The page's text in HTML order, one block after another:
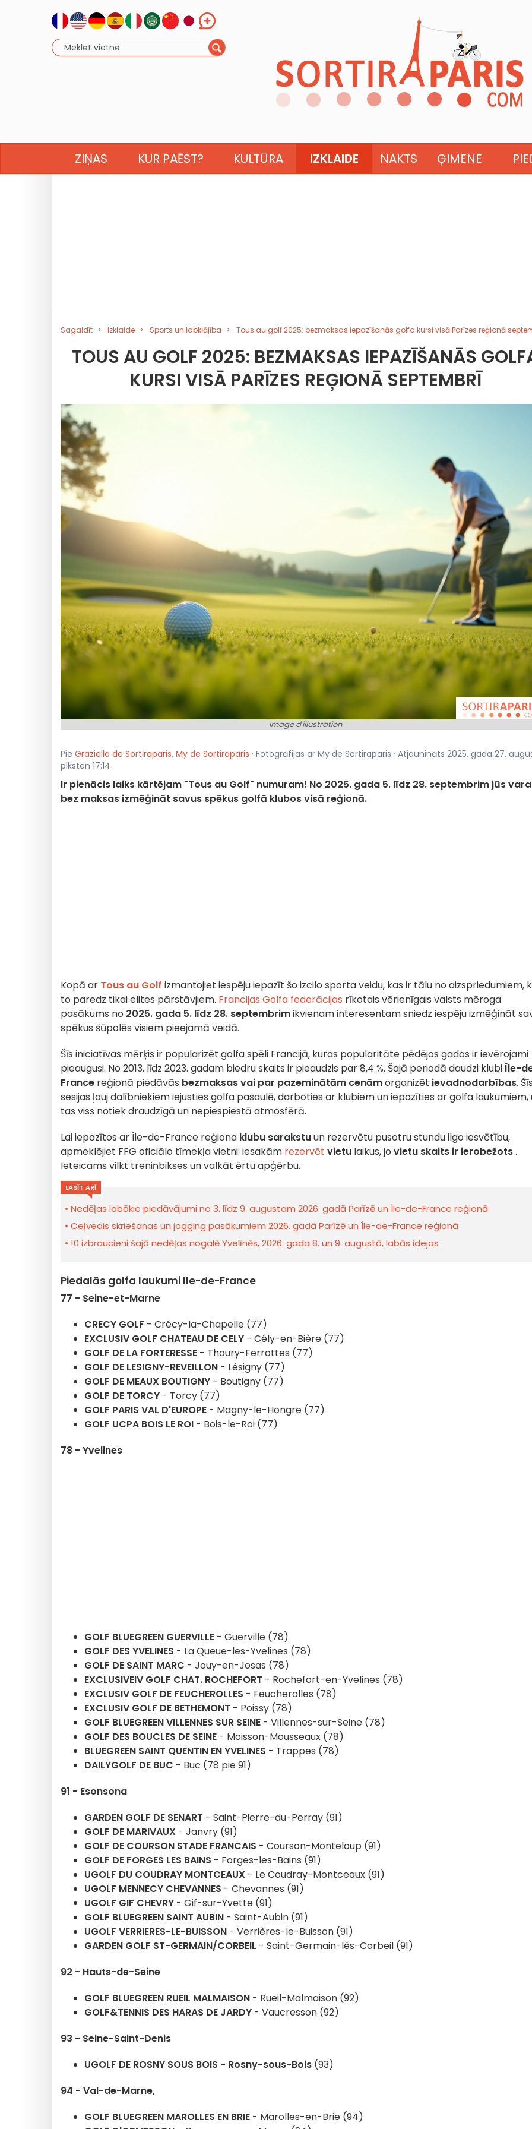
ZIŅAS KUR PAĒST? KULTŪRA IZKLAIDE NAKTS ĢIMENE
Sagaidīt Izklaide Sports un labklājība Tous au golf 2025: bezmaksas iepazīšanās golfa kursi visā Parīzes reģionā
TOUS AU GOLF 2025: BEZMAKSAS IEPAZĪŠANĀS
KURSI VISĀ PARĪZES REĢIONĀ SEPTEMBRĪ
Image d'illustration
Pie Graziella de Sortiraparis, My de Sortiraparis · Fotogrāfijas ar My de Sortiraparis · Atjaunināts 2025. gada 27.
plksten 17:14
Ir pienācis laiks kārtējam "Tous au Golf" numuram! No 2025. gada 5. līdz 28. septembrim jūs
bez maksas izmēģināt savus spēkus golfā klubos visā reģionā.
Kopā ar Tous au Golf izmantojiet iespēju iepazīt šo izcilo sporta veidu, kas ir tālu no aizspriedumiem,
to paredz tikai elites pārstāvjiem. Francijas Golfa federācijas rīkotais vērienīgais valsts mēroga
pasākums no 2025. gada 5. līdz 28. septembrimikvienam interesentam sniedz iespēju izmēģināt
spēkus šūpolēs visiem pieejamā veidā.
Šīs iniciatīvas mērķis ir popularizēt golfa spēli Francijā, kuras popularitāte pēdējos gados ir ievērojami
pieaugusi. No 2013. līdz 2023. gadam biedru skaits ir pieaudzis par 8,4 %. Šajā periodā daudzi klubiÎle-
France reģionā piedāvās bezmaksas vai par pazeminātām cenāmorganizēt ievadnodarbības. Šīs
sesijas ļauj dalībniekiem iejusties golfa pasaulē, darboties ar klubiem un iepazīties ar golfa laukumiem,
tas viss notiek draudzīgā un nepiespiestā atmosfērā.
Lai iepazītos ar Île-de-France reģiona klubu sarakstuun rezervētu pusotru stundu ilgo iesvētību,
apmeklējiet FFG oficiālo tīmekļa vietni: iesakām rezervēt vietu laikus, jo vietu skaits ir ierobežots.
Ieteicams vilkt treniņbikses un valkāt ērtu apģērbu.
LASĪT ARĪ
Nedēļas labākie piedāvājumi no 3. līdz 9. augustam 2026. gadā Parīzē un Île-de-France reģionā
Ceļvedis skriešanas un jogging pasākumiem 2026. gadā Parīzē un Île-de-France reģionā
10 izbraucieni šajā nedēļas nogalē Yvelīnēs, 2026. gada 8. un 9. augustā, labās idejas
Piedalās golfa laukumi Ile-de-France
77 - Seine-et-Marne
CRECY GOLF - Crécy-la-Chapelle (77)
EXCLUSIV GOLF CHATEAU DE CELY - Cély-en-Bière (77)
GOLF DE LA FORTERESSE - Thoury-Ferrottes (77)
GOLF DE LESIGNY-REVEILLON - Lésigny (77)
GOLF DE MEAUX BOUTIGNY - Boutigny (77)
GOLF DE TORCY - Torcy (77)
GOLF PARIS VAL D'EUROPE - Magny-le-Hongre (77)
GOLF UCPA BOIS LE ROI - Bois-le-Roi (77)
78 - Yvelines
GOLF BLUEGREEN GUERVILLE - Guerville (78)
GOLF DES YVELINES - La Queue-les-Yvelines (78)
GOLF DE SAINT MARC - Jouy-en-Josas (78)
EXCLUSIVEIV GOLF CHAT. ROCHEFORT - Rochefort-en-Yvelines (78)
EXCLUSIV GOLF DE FEUCHEROLLES - Feucherolles (78)
EXCLUSIV GOLF DE BETHEMONT - Poissy (78)
GOLF BLUEGREEN VILLENNES SUR SEINE - Villennes-sur-Seine (78)
GOLF DES BOUCLES DE SEINE - Moisson-Mousseaux (78)
BLUEGREEN SAINT QUENTIN EN YVELINES - Trappes (78)
DAILYGOLF DE BUC - Buc (78 pie 91)
91 - Esonsona
GARDEN GOLF DE SENART - Saint-Pierre-du-Perray (91)
GOLF DE MARIVAUX - Janvry (91)
GOLF DE COURSON STADE FRANCAIS - Courson-Monteloup (91)
GOLF DE FORGES LES BAINS - Forges-les-Bains (91)
UGOLF DU COUDRAY MONTCEAUX - Le Coudray-Montceaux (91)
UGOLF MENNECY CHEVANNES - Chevannes (91)
UGOLF GIF CHEVRY - Gif-sur-Yvette (91)
GOLF BLUEGREEN SAINT AUBIN - Saint-Aubin (91)
UGOLF VERRIERES-LE-BUISSON - Verrières-le-Buisson (91)
GARDEN GOLF ST-GERMAIN/CORBEIL - Saint-Germain-lès-Corbeil (91)
92 - Hauts-de-Seine
GOLF BLUEGREEN RUEIL MALMAISON - Rueil-Malmaison (92)
GOLF&TENNIS DES HARAS DE JARDY - Vaucresson (92)
93 - Seine-Saint-Denis
UGOLF DE ROSNY SOUS BOIS - Rosny-sous-Bois (93)
94 - Val-de-Marne,
GOLF BLUEGREEN MAROLLES EN BRIE - Marolles-en-Brie (94)